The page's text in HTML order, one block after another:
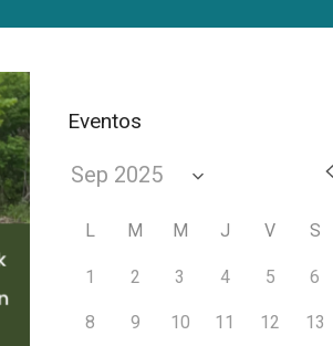
Eventos
L M M J V S
1 2 3 4 5 6
8 9 10 11 12 13